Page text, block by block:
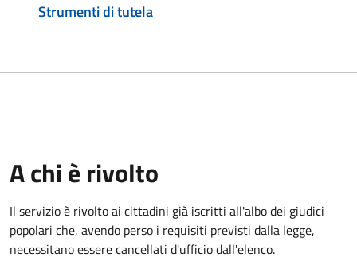
Strumenti di tutela
A chi è rivolto
Il servizio è rivolto ai cittadini già iscritti all'albo dei giudici
popolari che, avendo perso i requisiti previsti dalla legge,
necessitano essere cancellati d'ufficio dall'elenco.